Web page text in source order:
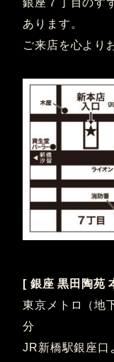
あります。
ご来店を心より
[ 銀座 黒田陶苑
東京メトロ（地
分
JR新橋駅銀座口